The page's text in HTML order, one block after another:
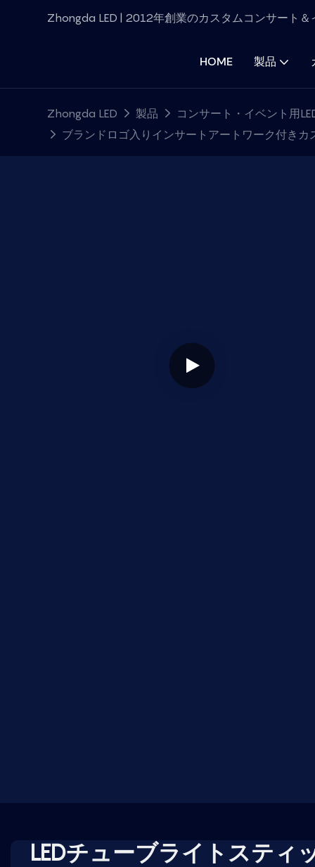
Zhongda LED | 2012年創業のカスタムコンサート＆
HOME 製品
Zhongda LED 製品
コンサート・イベント用
ブランドロゴ入りインサートアートワーク付きカ
LEDチューブライトスティ